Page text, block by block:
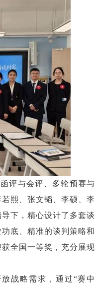
评与会评、多轮预赛与
熙、张文韬、李硕、李
下，精心设计了多套谈
底、精准的谈判策略和
全国一等奖，充分展现
战略需求，通过“赛中